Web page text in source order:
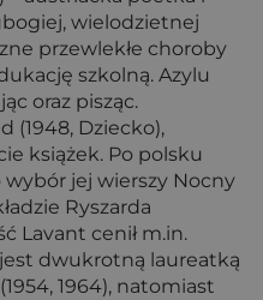
wielodzietnej
przewlekłe choroby
szkolną. Azylu
oraz pisząc.
(1948, Dziecko),
książek. Po polsku
wybór jej wierszy Nocny
Ryszarda
Lavant cenił m.in.
dwukrotną laureatką
1964), natomiast